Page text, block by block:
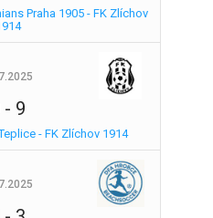
Praha 1905 - FK Zlíchov
- 9
- FK Zlíchov 1914